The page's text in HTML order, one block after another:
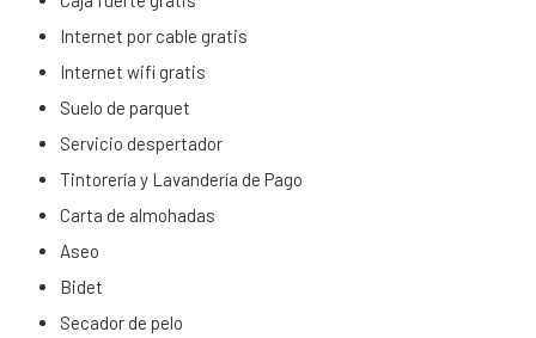
Internet por cable gratis
Internet wifi gratis
Suelo de parquet
Servicio despertador
Tintorería y Lavandería de Pago
Carta de almohadas
Aseo
Bidet
Secador de pelo